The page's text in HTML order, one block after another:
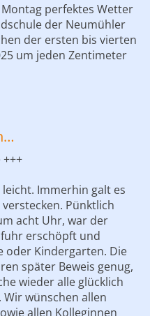
perfektes Wetter
der Neumühler
der ersten bis vierten
um jeden Zentimeter
Immerhin galt es
Pünktlich
acht Uhr, war der
erschöpft und
oder Kindergarten. Die
später Beweis genug,
wieder alle glücklich
wünschen allen
allen Kolleginnen